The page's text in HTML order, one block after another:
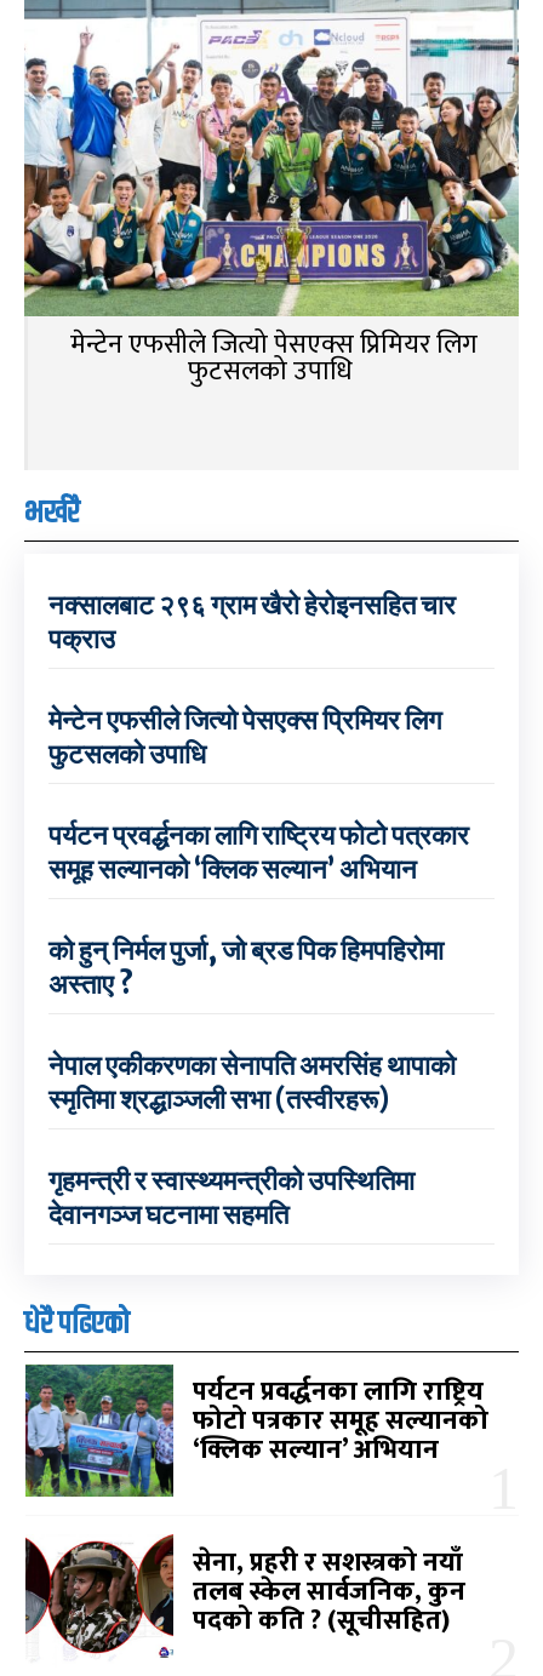
मेन्टेन एफसीले जित्यो पेसएक्स प्रिमियर लिग
फुटसलको उपाधि
भर्खरै
नक्सालबाट २९६ ग्राम खैरो हेरोइनसहित चार
पक्राउ
मेन्टेन एफसीले जित्यो पेसएक्स प्रिमियर लिग
फुटसलको उपाधि
पर्यटन प्रवर्द्धनका लागि राष्ट्रिय फोटो पत्रकार
समूह सल्यानको ‘क्लिक सल्यान’ अभियान
को हुन् निर्मल पुर्जा, जो ब्रड पिक हिमपहिरोमा
अस्ताए ?
नेपाल एकीकरणका सेनापति अमरसिंह थापाको
स्मृतिमा श्रद्धाञ्जली सभा (तस्वीरहरू)
गृहमन्त्री र स्वास्थ्यमन्त्रीको उपस्थितिमा
देवानगञ्ज घटनामा सहमति
धेरै पढिएको
पर्यटन प्रवर्द्धनका लागि राष्ट्रिय
फोटो पत्रकार समूह सल्यानको
‘क्लिक सल्यान’ अभियान
सेना, प्रहरी र सशस्त्रको नयाँ
तलब स्केल सार्वजनिक, कुन
पदको कति ? (सूचीसहित)